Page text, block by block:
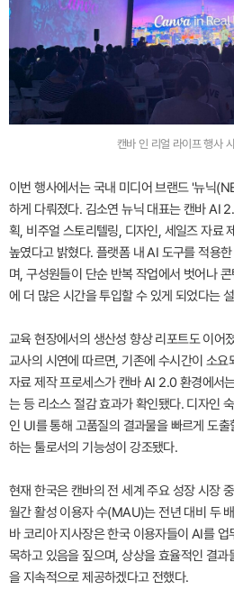
캔바 인 리얼 라이프 행사
이번 행사에서는 국내 미디어 브랜드 '뉴닉
하게 다뤄졌다. 김소연 뉴닉 대표는 캔바 AI
획, 비주얼 스토리텔링, 디자인, 세일즈 자료
높였다고 밝혔다. 플랫폼 내 AI 도구를 적용
며, 구성원들이 단순 반복 작업에서 벗어나
에 더 많은 시간을 투입할 수 있게 되었다는
교육 현장에서의 생산성 향상 리포트도 이어
교사의 시연에 따르면, 기존에 수시간이 소
자료 제작 프로세스가 캔바 AI 2.0 환경에서
는 등 리소스 절감 효과가 확인됐다. 디자인
인 UI를 통해 고품질의 결과물을 빠르게 도
하는 툴로서의 기능성이 강조됐다.
현재 한국은 캔바의 전 세계 주요 성장 시장
월간 활성 이용자 수(MAU)는 전년 대비 두
바 코리아 지사장은 한국 이용자들이 AI를
목하고 있음을 짚으며, 상상을 효율적인 결
을 지속적으로 제공하겠다고 전했다.